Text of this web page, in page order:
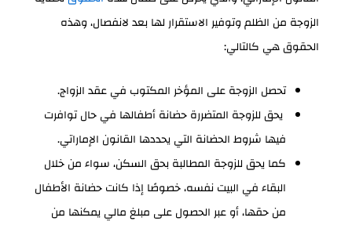
الزوجة من الظلم وتوفير الاستقرار لها بعد لانفصال، وهذه
الحقوق هي كالتالي:
تحصل الزوجة على المؤخر المكتوب في عقد الزواج.
يحق للزوجة المتضررة حضانة أطفالها في حال توافرت
فيها شروط الحضانة التي يحددها القانون الإماراتي.
كما يحق للزوجة المطالبة بحق السكن، سواء من خلال
البقاء في البيت نفسه، خصوصًا إذا كانت حضانة الأطفال
من حقها، أو عبر الحصول على مبلغ مالي يمكنها من